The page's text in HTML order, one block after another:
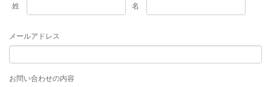
姓
名
メールアドレス
お問い合わせの内容